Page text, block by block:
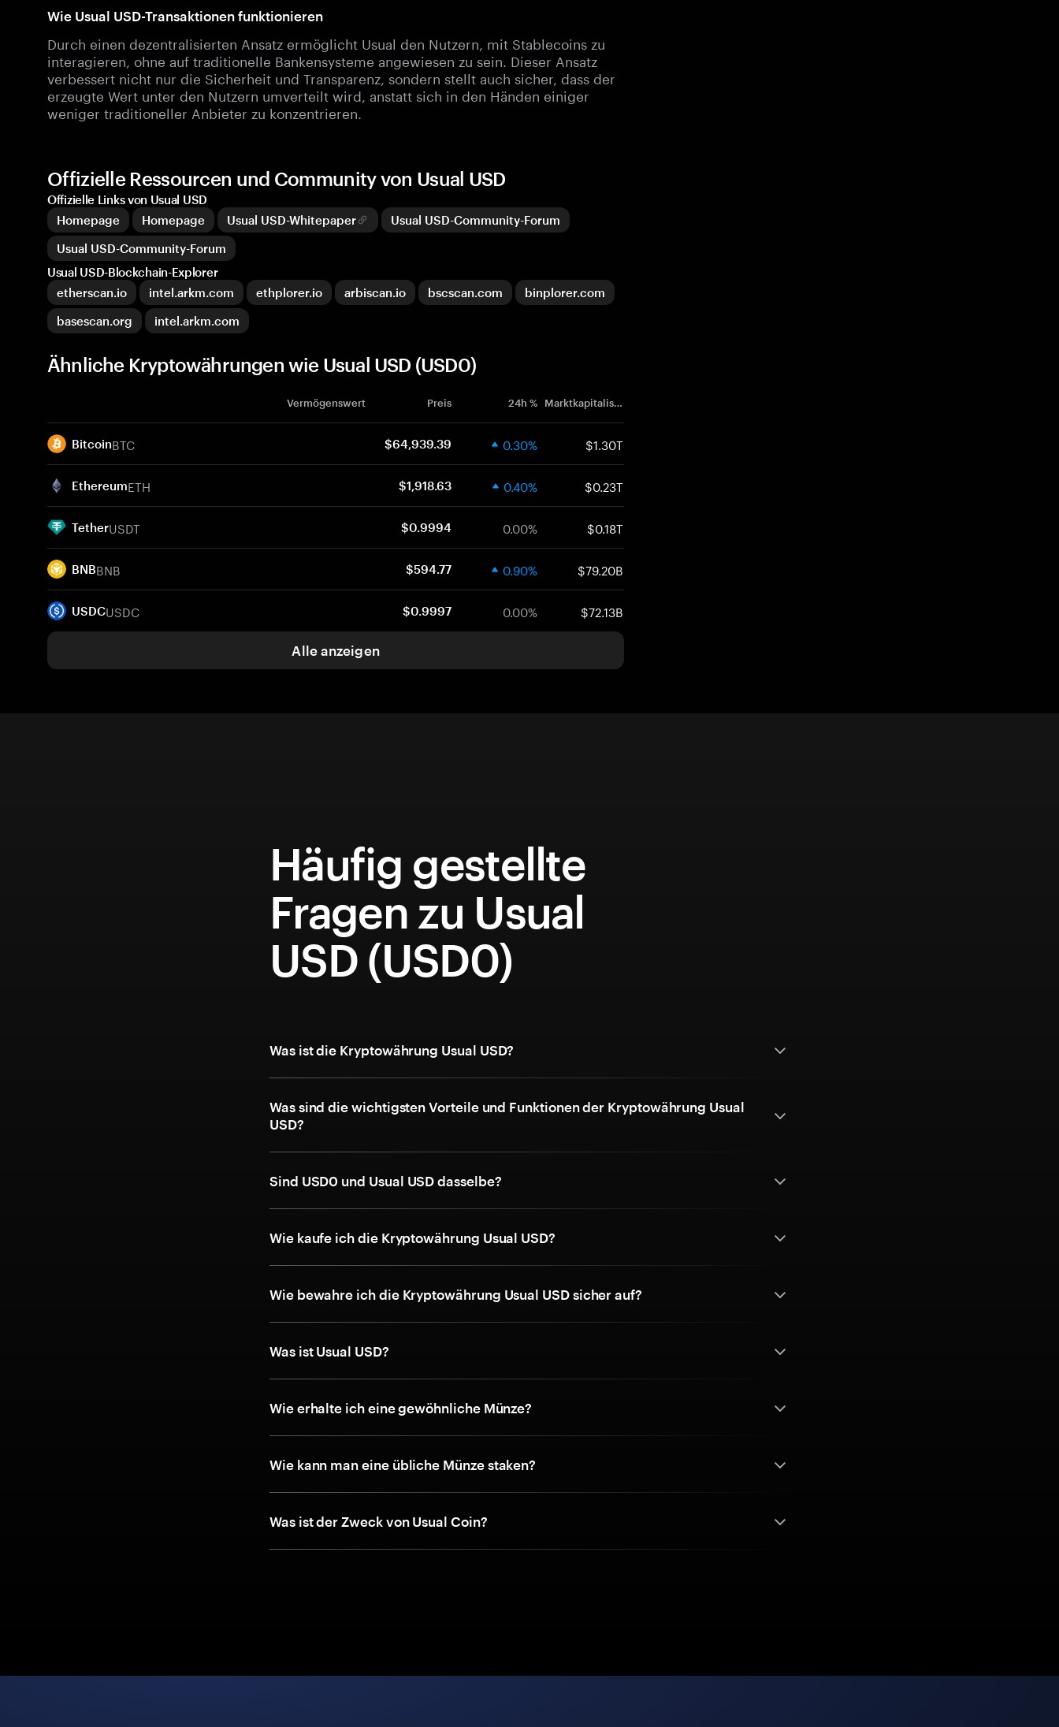
Wie Usual USD-Transaktionen funktionieren
Durch einen dezentralisierten Ansatz ermöglicht Usual den Nutzern, mit Stablecoins zu
interagieren, ohne auf traditionelle Bankensysteme angewiesen zu sein. Dieser Ansatz
verbessert nicht nur die Sicherheit und Transparenz, sondern stellt auch sicher, dass der
erzeugte Wert unter den Nutzern umverteilt wird, anstatt sich in den Händen einiger
weniger traditioneller Anbieter zu konzentrieren.
Offizielle Ressourcen und Community von Usual USD
Offizielle Links von Usual USD
Homepage
Homepage Usual USD-Whitepaper
Usual USD-Community-Forum
Usual USD-Community-Forum
Usual USD-Blockchain-Explorer
etherscan.io
intel.arkm.com ethplorer.io arbiscan.io bscscan.com
binplorer.com
basescan.org
intel.arkm.com
Ähnliche Kryptowährungen wie Usual USD (USD0)
Vermögenswert Preis 24h % Marktkapitalisierung
BitcoinBTC $64,939.39 0.30% $1.30T
EthereumETH $1,918.63 0.40% $0.23T
TetherUSDT $0.9994 0.00% $0.18T
BNBBNB $594.77 0.90% $79.20B
USDCUSDC $0.9997 0.00% $72.13B
Alle anzeigen
Häufig gestellte
Fragen zu Usual
USD (USD0)
Was ist die Kryptowährung Usual USD?
Was sind die wichtigsten Vorteile und Funktionen der Kryptowährung Usual
USD?
Sind USD0 und Usual USD dasselbe?
Wie kaufe ich die Kryptowährung Usual USD?
Wie bewahre ich die Kryptowährung Usual USD sicher auf?
Was ist Usual USD?
Wie erhalte ich eine gewöhnliche Münze?
Wie kann man eine übliche Münze staken?
Was ist der Zweck von Usual Coin?